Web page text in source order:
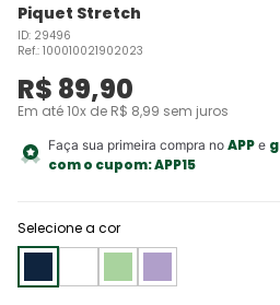
Piquet Stretch
ID: 29496
Ref.: 100010021902023
R$ 89,90
Em até10x de R$ 8,99 sem juros
Faça sua primeira compra no APPe
com o cupom:APP15
Selecione a cor